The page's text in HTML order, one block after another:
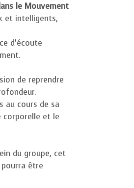
le Mouvement
et intelligents,
d’écoute
de reprendre
au cours de sa
corporelle et le
du groupe, cet
être